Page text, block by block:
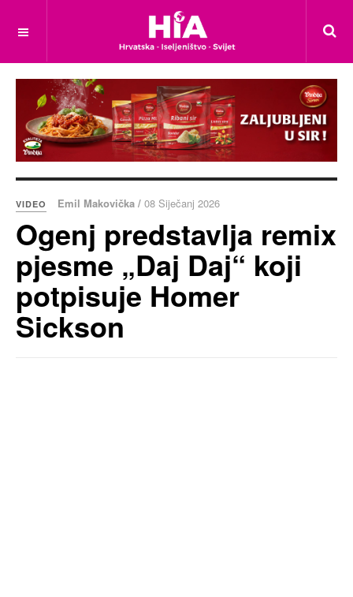
VIDEO Emil Makovička / 08 Siječanj 2026
Ogenj predstavlja remix
pjesme „Daj Daj“ koji
potpisuje Homer
Sickson